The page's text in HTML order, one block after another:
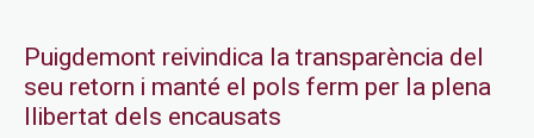
Puigdemont reivindica la transparència del
seu retorn i manté el pols ferm per la plena
llibertat dels encausats